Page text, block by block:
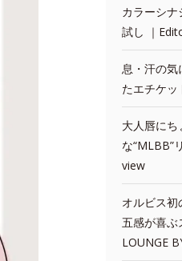
カラーシナ
試し ｜
息・汗の気
たエチケッ
大人唇に
な“MLBB”
view
オルビス初
五感が喜ぶ
LOUNGE